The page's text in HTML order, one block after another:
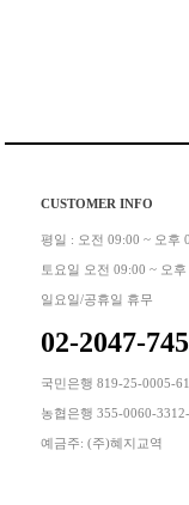
CUSTOMER INFO
평일 : 오전 09:00 ~ 오후
토요일 오전 09:00 ~ 오후
일요일/공휴일 휴무
02-2047-
국민은행 819-25-0005-
농협은행 355-0060-
예금주: (주)혜지교역